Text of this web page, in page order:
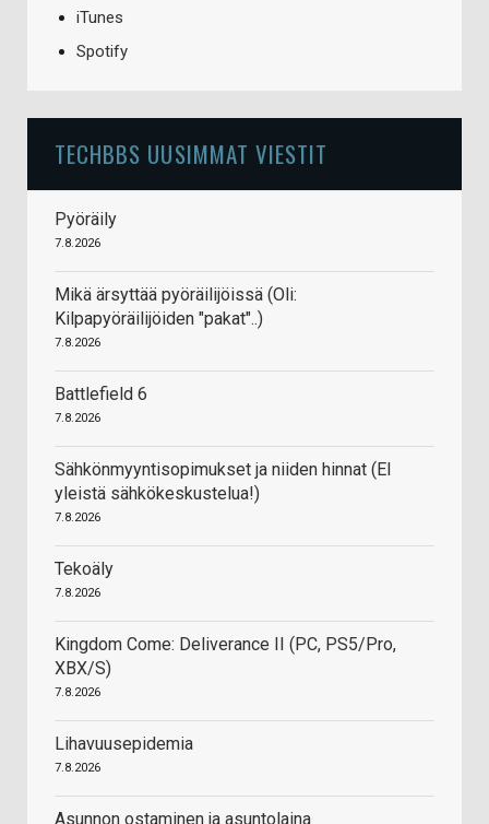
iTunes
Spotify
TECHBBS UUSIMMAT VIESTIT
Pyöräily
7.8.2026
Mikä ärsyttää pyöräilijöissä (Oli:
Kilpapyöräilijöiden "pakat"..)
7.8.2026
Battlefield 6
7.8.2026
Sähkönmyyntisopimukset ja niiden hinnat (EI
yleistä sähkökeskustelua!)
7.8.2026
Tekoäly
7.8.2026
Kingdom Come: Deliverance II (PC, PS5/Pro,
XBX/S)
7.8.2026
Lihavuusepidemia
7.8.2026
Asunnon ostaminen ja asuntolaina